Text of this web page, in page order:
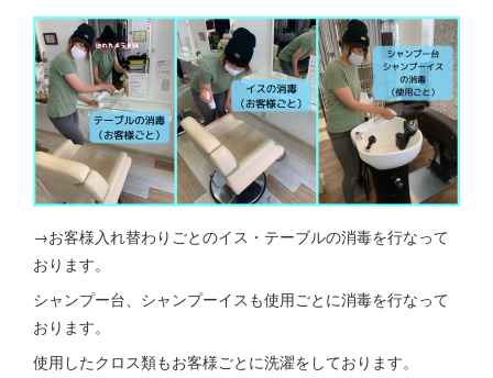
→お客様入れ替わりごとのイス・テーブルの消毒を行なって
おります。
シャンプー台、シャンプーイスも使用ごとに消毒を行なって
おります。
使用したクロス類もお客様ごとに洗濯をしております。